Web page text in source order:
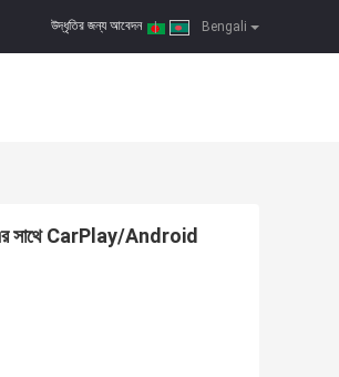
Bengali
উদ্ধৃতির জন্য আবেদন |
সাথে CarPlay/Android